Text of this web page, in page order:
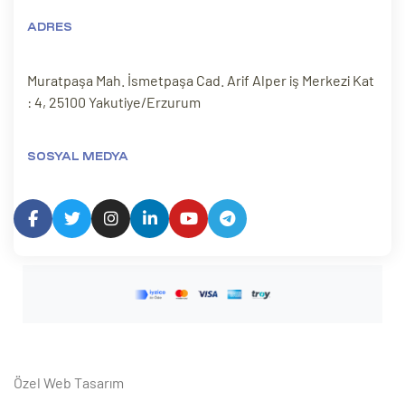
ADRES
Muratpaşa Mah. İsmetpaşa Cad. Arif Alper iş Merkezi Kat
: 4, 25100 Yakutiye/Erzurum
SOSYAL MEDYA
Özel Web Tasarım